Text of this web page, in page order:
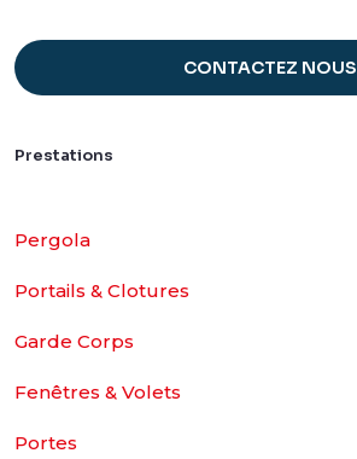
CONTACTEZ NOUS
Prestations
Pergola
Portails & Clotures
Garde Corps
Fenêtres & Volets
Portes